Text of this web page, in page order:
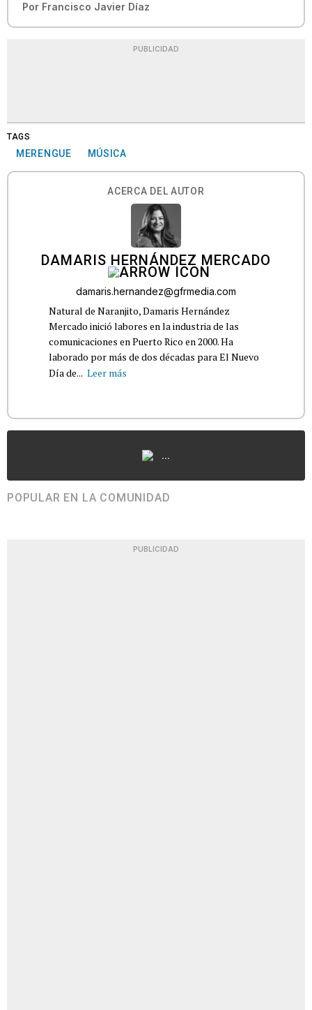
Por Francisco Javier Díaz
PUBLICIDAD
TAGS
MERENGUE MÚSICA
ACERCA DEL AUTOR
DAMARIS HERNÁNDEZ MERCADO
damaris.hernandez@gfrmedia.com
Natural de Naranjito, Damaris Hernández
Mercado inició labores en la industria de las
comunicaciones en Puerto Rico en 2000. Ha
laborado por más de dos décadas para El Nuevo
Día de... Leer más
...
POPULAR EN LA COMUNIDAD
PUBLICIDAD